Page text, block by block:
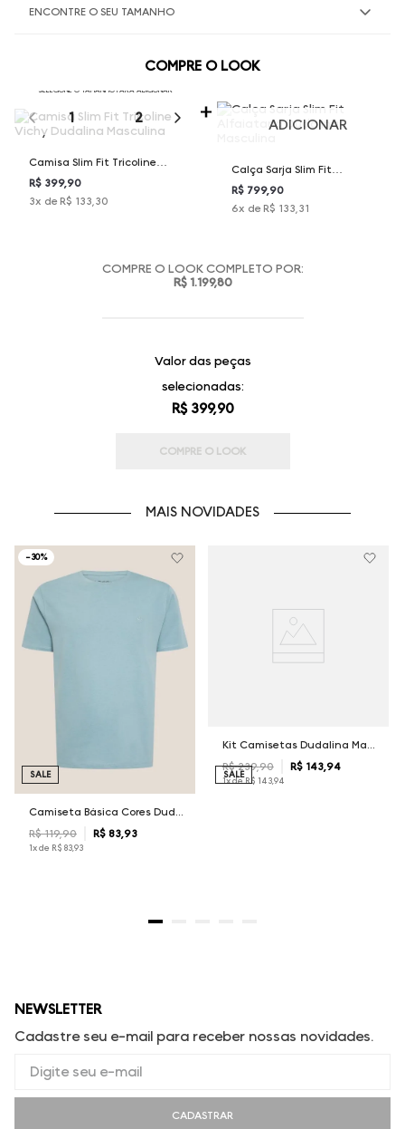
ENCONTRE O SEU TAMANHO
COMPRE O LOOK
SELECIONE O TAMANHO PARA ADICIONAR
1 2 3 4 5
Camisa Slim Fit Tricoline
Vichy Dudalina Masculina
R$ 399,90
3x de R$ 133,30
ADICIONAR
Calça Sarja Slim Fit
Alfaiataria Dudalina
Masculina
R$ 799,90
6x de R$ 133,31
COMPRE O LOOK COMPLETO POR:
R$ 1.199,80
Valor das peças
selecionadas:
R$ 399,90
COMPRE O LOOK
MAIS NOVIDADES
-30%
R$ 119,90 R$ 83, 93
1x de R$ 83,93
SALE
Kit Camisetas Dudalina Masculina
R$ 239,90 R$ 143,94
1x deR$ 143,94
SALE
NEWSLETTER
Cadastre seu e-mail para receber nossas novidades.
CADASTRAR